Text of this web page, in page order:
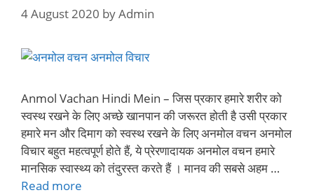
4 August 2020 byAdmin
Anmol Vachan Hindi Mein – जिस प्रकार हमारे शरीर को
स्वस्थ रखने के लिए अच्छे खानपान की जरूरत होती है उसी प्रकार
हमारे मन और दिमाग को स्वस्थ रखने के लिए अनमोल वचन अनमोल
विचार बहुत महत्वपूर्ण होते हैं, ये प्रेरणादायक अनमोल वचन हमारे
मानसिक स्वास्थ्य को तंदुरस्त करते हैं । मानव की सबसे अहम …
Read more